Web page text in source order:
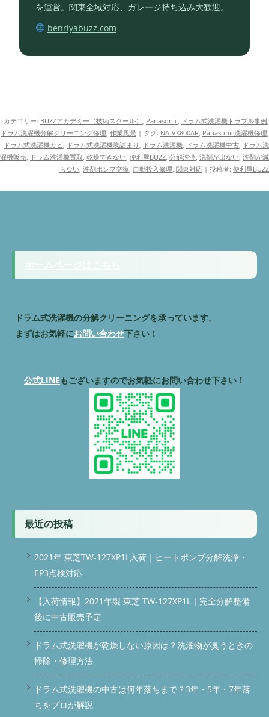
を運営。関東全域対応、ガレージ持ち込み大歓迎。
benriyabuzz.com
カテゴリー: BUZZアカデミー（技術スクール） Panasonic ドラム式洗濯機トラブル事例
ドラム洗濯機分解クリーニング修理 作業風景 | タグ: NA-VX800AR Panasonic洗濯機修理
ドラム式洗濯機カビ
ドラム式洗濯機埃詰まり ドラム洗濯機 ドラム洗濯機中古
ドラム洗
濯機販売
ドラム洗濯機買取 乾燥できない 便利屋BUZZ 分解洗浄 洗剤が出ない 洗剤が減
らない 洗剤ポンプ交換 自動投入修理 関東対応 | 投稿者: 便利屋BUZZ
ドラム式洗濯機の分解クリーニングを承っています。
まずはお気軽にお問い合わせ下さい！
公式LINEもございますのでお気軽にお問い合わせ下さい！
最近の投稿
2021年 東芝TW-127XP1L入荷｜ヒートポンプ分解洗浄・
EP3点検対応
【入荷情報】2021年製 東芝 TW-127XP1L｜完全分解整備
後に中古販売予定
ドラム式洗濯機が乾燥しない原因は？洗濯物が臭うときの
掃除・修理方法
ドラム式洗濯機の中古は何年落ちまで？3年・5年・7年落
ちをプロが解説